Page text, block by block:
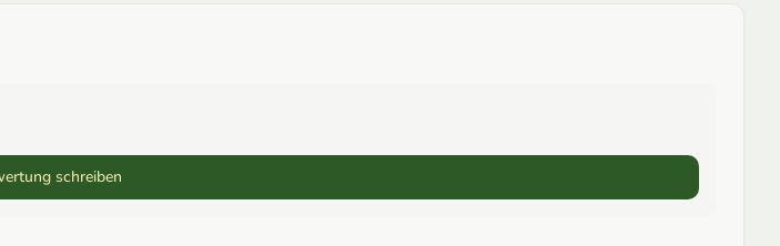
schreiben